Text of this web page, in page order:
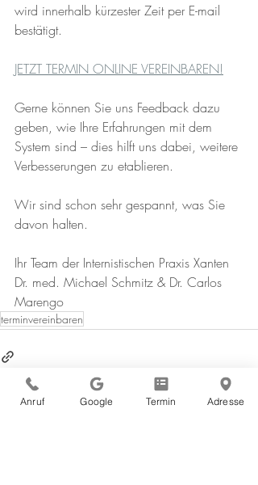
wird innerhalb kürzester Zeit per E-mail
bestätigt.
JETZT TERMIN ONLINE VEREINBAREN!
Gerne können Sie uns Feedback dazu
geben, wie Ihre Erfahrungen mit dem
System sind – dies hilft uns dabei, weitere
Verbesserungen zu etablieren.
Wir sind schon sehr gespannt, was Sie
davon halten.
Ihr Team der Internistischen Praxis Xanten
Dr. med. Michael Schmitz & Dr. Carlos
Marengo
terminvereinbaren
Anruf Google Termin Adresse